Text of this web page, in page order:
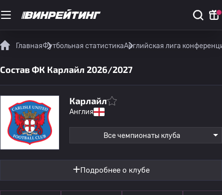
ГлавнаяФутбольная статистикаАнглийская лига
Состав ФК Карлайл 2026/2027
Карлайл
Англия
Все чемпионаты клуба
Подробнее о клубе